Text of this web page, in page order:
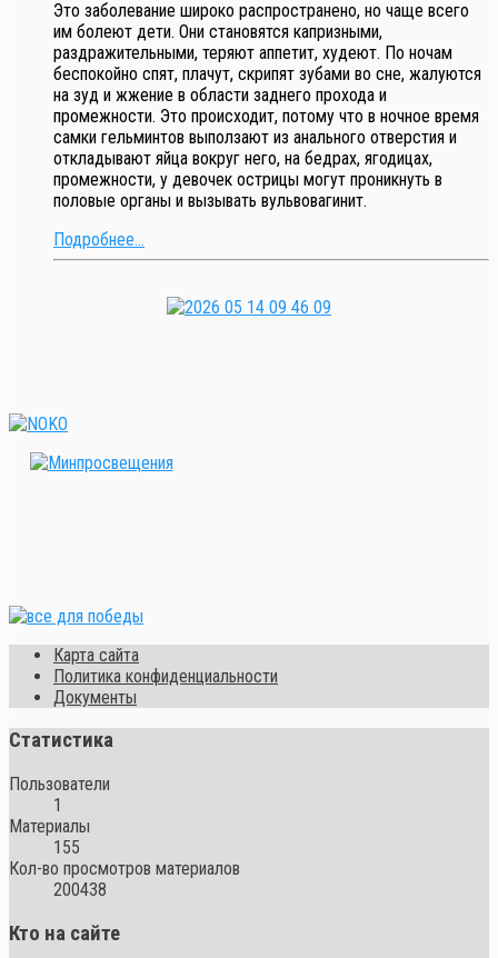
Это заболевание широко распространено, но чаще всего
им болеют дети. Они становятся капризными,
раздражительными, теряют аппетит, худеют. По ночам
беспокойно спят, плачут, скрипят зубами во сне, жалуются
на зуд и жжение в области заднего прохода и
промежности. Это происходит, потому что в ночное время
самки гельминтов выползают из анального отверстия и
откладывают яйца вокруг него, на бедрах, ягодицах,
промежности, у девочек острицы могут проникнуть в
половые органы и вызывать вульвовагинит.
Подробнее...
Карта сайта
Политика конфиденциальности
Документы
Статистика
Пользователи
1
Материалы
155
Кол-во просмотров материалов
200438
Кто на сайте